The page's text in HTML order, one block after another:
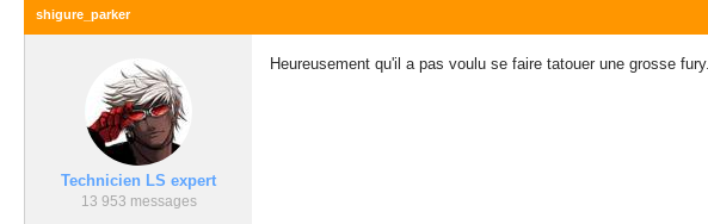
shigure_parker
Technicien LS expert
13 953 messages
Heureusement qu'il a pas voulu se faire tatouer une grosse fury.